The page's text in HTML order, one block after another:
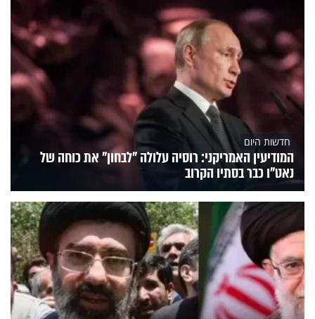
חדשות היום
המודיעין האמריקני: רוסיה עלולה "לבחון" את כוחה של
נאט"ו כבר בסתיו הקרוב